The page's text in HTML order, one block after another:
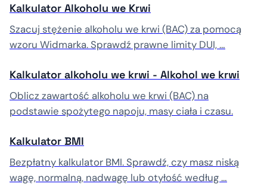
Kalkulator Alkoholu we Krwi
Szacuj stężenie alkoholu we krwi (BAC) za pomocą
wzoru Widmarka. Sprawdź prawne limity DUI, …
Kalkulator alkoholu we krwi - Alkohol we krwi
Oblicz zawartość alkoholu we krwi (BAC) na
podstawie spożytego napoju, masy ciała i czasu.
Kalkulator BMI
Bezpłatny kalkulator BMI. Sprawdź, czy masz niską
wagę, normalną, nadwagę lub otyłość według …